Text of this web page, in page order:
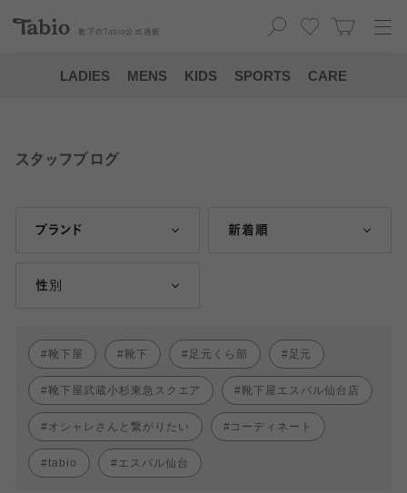
靴下の Tabio 公式通販
LADIES MENS KIDS SPORTS CARE
スタッフブログ
ブランド 新着順
性別
靴下屋 靴下 足元くら部 足元
靴下屋武蔵小杉東急スクエア 靴下屋エスパル仙台店
オシャレさんと繋がりたい コーディネート
tabio エスパル仙台